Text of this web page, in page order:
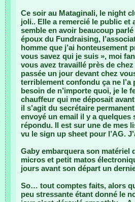
Ce soir au Mataginali, le night
joli.. Elle a remercié le public et
semble en avoir beaucoup
époux du Fundraising,
homme que j’ai honteusement
vous savez qui je suis », moi
vous avez travaillé près de
passée un jour devant chez
terriblement confondu ça ne l’a
besoin de n’importe quoi, je le
chauffeur qui me déposait
il s’agit du secrétaire
envoyé un email il y a quelques
répondu. Il est sur une de mes
vu le sign up sheet pour l’AG.
Gaby embarquera son matériel
micros et petit matos
jours avant son départ un
So… tout comptes faits, alors
peu stressante étant donné le